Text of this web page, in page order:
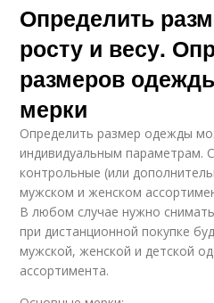
Определить
росту и весу.
размеров
мерки
Определить размер одежды
индивидуальным параметрам.
контрольные (или
мужском и женском
В любом случае нужно
при дистанционной покупке
мужской, женской и детской
ассортимента.